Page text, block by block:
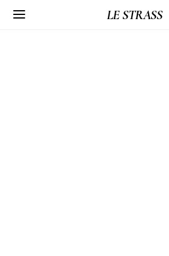
LE STRASS